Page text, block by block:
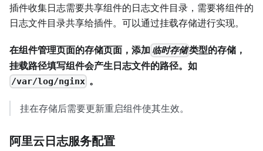
插件收集日志需要共享组件的日志文件目录，需要将组件的
日志文件目录共享给插件。可以通过挂载存储进行实现。
在组件管理页面的存储页面，添加 临时存储类型的存储，
挂载路径填写组件会产生日志文件的路径。如
/var/log/nginx 。
挂在存储后需要更新重启组件使其生效。
阿里云日志服务配置